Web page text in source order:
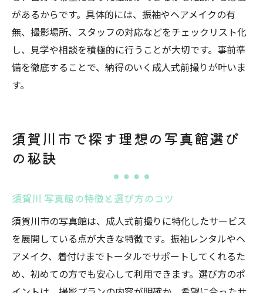
一生モノの写真は写真館で相談して決めよ
う
須賀川の写真館で最高の成人式写真を残す
があるからです。具体的には、振袖やヘアメイクの有
無、撮影場所、スタッフの対応などをチェックリスト化
し、見学や相談を積極的に行うことが大切です。事前準
備を徹底することで、納得のいく成人式前撮りが叶いま
す。
須賀川市で探す理想の写真館選び
の秘訣
須賀川 写真館の特徴と選び方のコツ
須賀川市の写真館は、成人式前撮りに特化したサービス
を展開している点が大きな特徴です。振袖レンタルやヘ
アメイク、着付けまでトータルでサポートしてくれるた
め、初めての方でも安心して利用できます。選び方のポ